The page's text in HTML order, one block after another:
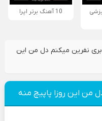
10 آهنگ برتر اپرا
نفرین میکنم دل من این
من این روزا پاپیچ منه